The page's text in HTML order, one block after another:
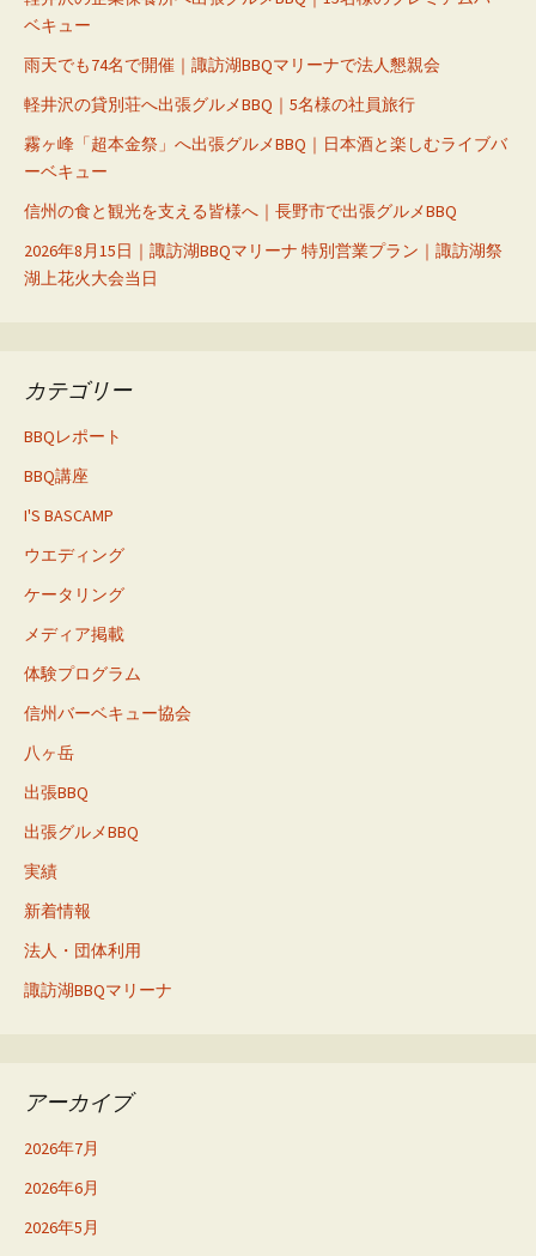
シ
ン
ベキュー
雨天でも74名で開催｜諏訪湖BBQマリーナで法人懇親会
軽井沢の貸別荘へ出張グルメBBQ｜5名様の社員旅行
霧ヶ峰「超本金祭」へ出張グルメBBQ｜日本酒と楽しむライブバ
ーベキュー
信州の食と観光を支える皆様へ｜長野市で出張グルメBBQ
2026年8月15日｜諏訪湖BBQマリーナ 特別営業プラン｜諏訪湖祭
湖上花火大会当日
カテゴリー
BBQレポート
BBQ講座
I'S BASCAMP
ウエディング
ケータリング
メディア掲載
体験プログラム
信州バーベキュー協会
八ヶ岳
出張BBQ
出張グルメBBQ
実績
新着情報
法人・団体利用
諏訪湖BBQマリーナ
アーカイブ
2026年7月
2026年6月
2026年5月